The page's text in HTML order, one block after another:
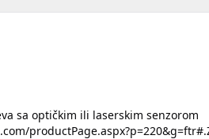
sa optičkim ili laserskim senzorom